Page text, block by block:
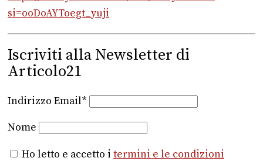
si=ooDoAYToegt_yuji
Iscriviti alla Newsletter di
Articolo21
Indirizzo Email*
Nome
Ho letto e accetto i termini e le condizioni